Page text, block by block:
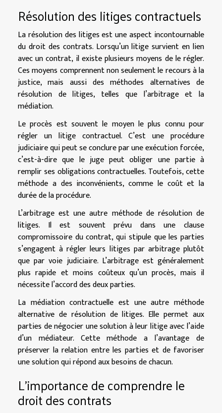
Résolution des litiges contractuels
La résolution des litiges est une aspect incontournable
du droit des contrats. Lorsqu’un litige survient en lien
avec un contrat, il existe plusieurs moyens de le régler.
Ces moyens comprennent non seulement le recours à la
justice, mais aussi des méthodes alternatives de
résolution de litiges, telles que l’arbitrage et la
médiation.
Le procès est souvent le moyen le plus connu pour
régler un litige contractuel. C’est une procédure
judiciaire qui peut se conclure par une exécution forcée,
c’est-à-dire que le juge peut obliger une partie à
remplir ses obligations contractuelles. Toutefois, cette
méthode a des inconvénients, comme le coût et la
durée de la procédure.
L’arbitrage est une autre méthode de résolution de
litiges. Il est souvent prévu dans une clause
compromissoire du contrat, qui stipule que les parties
s’engagent à régler leurs litiges par arbitrage plutôt
que par voie judiciaire. L’arbitrage est généralement
plus rapide et moins coûteux qu’un procès, mais il
nécessite l’accord des deux parties.
La médiation contractuelle est une autre méthode
alternative de résolution de litiges. Elle permet aux
parties de négocier une solution à leur litige avec l’aide
d’un médiateur. Cette méthode a l’avantage de
préserver la relation entre les parties et de favoriser
une solution qui répond aux besoins de chacun.
L’importance de comprendre le
droit des contrats